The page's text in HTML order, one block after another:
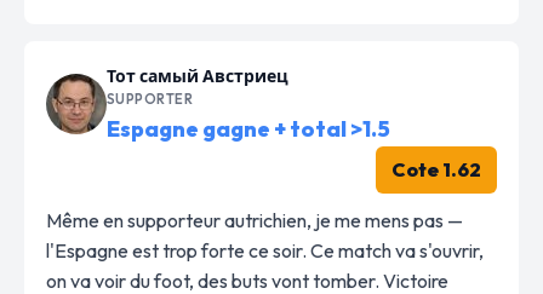
Тот самый Австриец
SUPPORTER
Espagne gagne + total >1.5
Cote 1.62
Même en supporteur autrichien, je me mens pas —
l'Espagne est trop forte ce soir. Ce match va s'ouvrir,
on va voir du foot, des buts vont tomber. Victoire